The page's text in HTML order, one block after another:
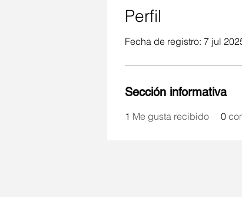
Perfil
Fecha de registro: 7 jul
Sección informativa
1 Me gusta recibido 0